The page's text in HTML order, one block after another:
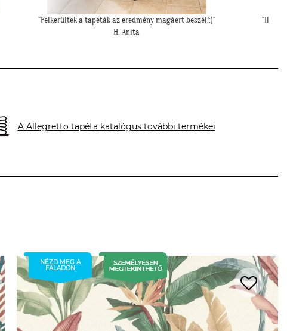
"Ilyen lett a lányom szobájában a gyönyörű cseresznye virágos
tapéta."
"Szia
A Allegretto tapéta katalógus további termékei
NÉZD MEG A
FALADON